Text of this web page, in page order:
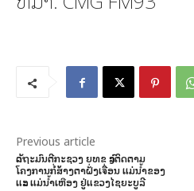
Previous article
ລັດຖະມົນຕີກະຊວງ ຍທຂ ລົງຕິດຕາມ
ໂຄງການກໍ່ສ້າງຕາຝັ່ງເຈື່ອນ ແມ່ນ້ຳຂອງ
ແລະ ແມ່ນ້ຳເຫືອງ ຢູ່ແຂວງໄຊຍະບູລີ